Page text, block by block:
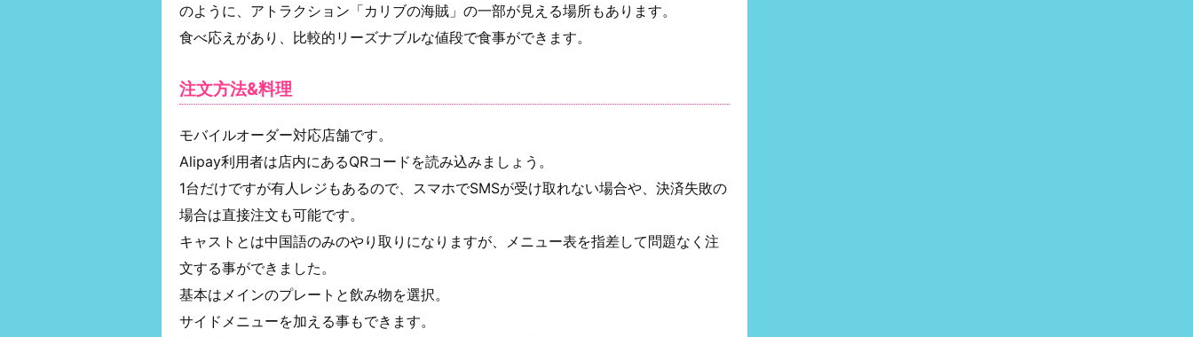
のように、アトラクション「カリブの海賊」の一部が見える場所もあります。
食べ応えがあり、比較的リーズナブルな値段で食事ができます。
注文方法&料理
モバイルオーダー対応店舗です。
Alipay利用者は店内にあるQRコードを読み込みましょう。
1台だけですが有人レジもあるので、スマホでSMSが受け取れない場合や、決済失敗の
場合は直接注文も可能です。
キャストとは中国語のみのやり取りになりますが、メニュー表を指差して問題なく注
文する事ができました。
基本はメインのプレートと飲み物を選択。
サイドメニューを加える事もできます。